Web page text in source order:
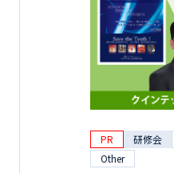
PR 研修会
Other